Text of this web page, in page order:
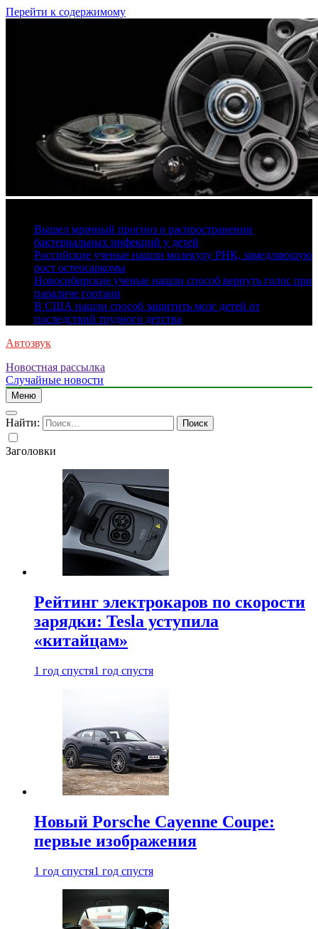
Перейти к содержимому
Вышел мрачный прогноз о распространении
бактериальных инфекций у детей
Российские ученые нашли молекулу РНК, замедляющую
рост остеосаркомы
Новосибирские ученые нашли способ вернуть голос при
параличе гортани
В США нашли способ защитить мозг детей от
последствий трудного детства
Автозвук
Новостная рассылка
Случайные новости
Меню
Найти:
Заголовки
Рейтинг электрокаров по скорости
зарядки: Tesla уступила
«китайцам»
1 год спустя1 год спустя
Новый Porsche Cayenne Coupe:
первые изображения
1 год спустя1 год спустя